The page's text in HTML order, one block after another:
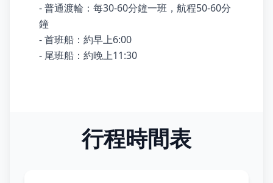
- 普通渡輪：每30-60分鐘一班，航程50-60分
鐘
- 首班船：約早上6:00
- 尾班船：約晚上11:30
行程時間表